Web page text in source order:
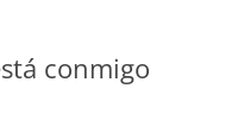
conmigo